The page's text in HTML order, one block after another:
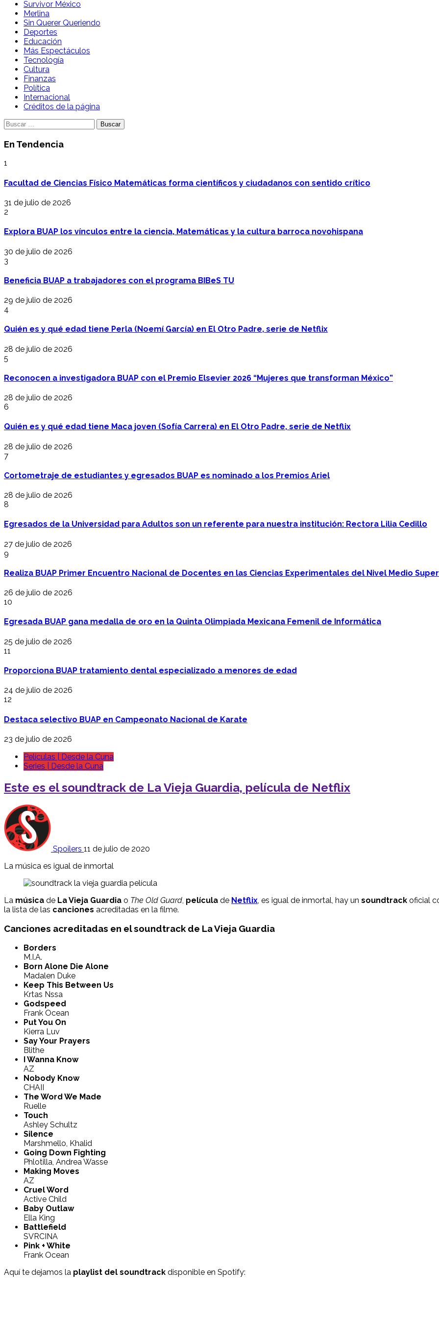
Survivor México
Merlina
Sin Querer Queriendo
Deportes
Educación
Más Espectáculos
Tecnología
Cultura
Finanzas
Política
Internacional
Créditos de la página
Buscar:
En Tendencia
1
Facultad de Ciencias Físico Matemáticas forma científicos y ciudadanos con sentido crítico
31 de julio de 2026
2
Explora BUAP los vínculos entre la ciencia, Matemáticas y la cultura barroca novohispana
30 de julio de 2026
3
Beneficia BUAP a trabajadores con el programa BIBeS TU
29 de julio de 2026
4
Quién es y qué edad tiene Perla (Noemí García) en El Otro Padre, serie de Netflix
28 de julio de 2026
5
Reconocen a investigadora BUAP con el Premio Elsevier 2026 “Mujeres que transforman México”
28 de julio de 2026
6
Quién es y qué edad tiene Maca joven (Sofía Carrera) en El Otro Padre, serie de Netflix
28 de julio de 2026
7
Cortometraje de estudiantes y egresados BUAP es nominado a los Premios Ariel
28 de julio de 2026
8
Egresados de la Universidad para Adultos son un referente para nuestra institución: Rectora Lilia Cedillo
27 de julio de 2026
9
Realiza BUAP Primer Encuentro Nacional de Docentes en las Ciencias Experimentales del Nivel Medio
26 de julio de 2026
10
Egresada BUAP gana medalla de oro en la Quinta Olimpiada Mexicana Femenil de Informática
25 de julio de 2026
11
Proporciona BUAP tratamiento dental especializado a menores de edad
24 de julio de 2026
12
Destaca selectivo BUAP en Campeonato Nacional de Karate
23 de julio de 2026
Películas | Desde la Cuna
Series | Desde la Cuna
Este es el soundtrack de La Vieja Guardia, película de Netflix
Spoilers 11 de julio de 2020
La música es igual de inmortal
La música de La Vieja Guardia o The Old Guard película de Netflix , es igual de inmortal, hay un soundtrack oficial
la lista de las canciones acreditadas en la filme.
Canciones acreditadas en elsoundtrack de La Vieja Guardia
Borders
M.I.A.
Born Alone Die Alone
Madalen Duke
Keep This Between Us
Krtas Nssa
Godspeed
Frank Ocean
Put You On
Kierra Luv
Say Your Prayers
Blithe
I Wanna Know
AZ
Nobody Know
CHAII
The Word We Made
Ruelle
Touch
Ashley Schultz
Silence
Marshmello, Khalid
Going Down Fighting
Phlotilla, Andrea Wasse
Making Moves
AZ
Cruel Word
Active Child
Baby Outlaw
Ella King
Battlefield
SVRCINA
Pink + White
Frank Ocean
Aquí te dejamos la playlist del soundtrack disponible en Spotify: